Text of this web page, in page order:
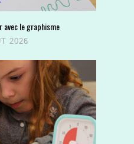
avec le graphisme
2026